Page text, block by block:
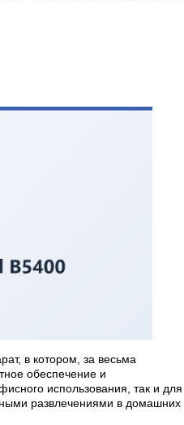
в котором, за весьма
обеспечение и
использования, так и для
развлечениями в домашних